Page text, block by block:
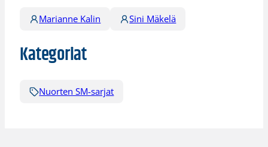
Marianne Kalin Sini Mäkelä
Kategoriat
Nuorten SM-sarjat